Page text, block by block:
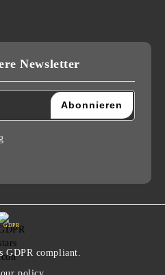
Newsletter
GDPR
GDPR compliant.